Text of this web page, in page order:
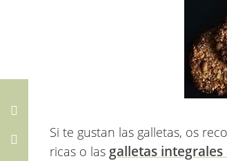
Si te gustan las galletas, os
ricas o las galletas integrales